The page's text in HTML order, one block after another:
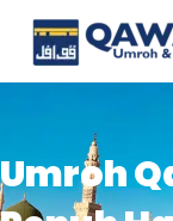
konten
Umroh